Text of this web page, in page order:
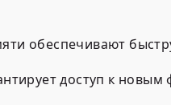
обеспечивают
доступ к